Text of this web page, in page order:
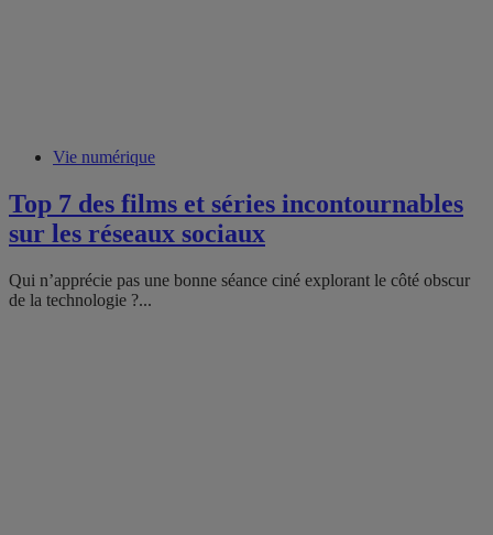
Vie numérique
Top 7 des films et séries incontournables
sur les réseaux sociaux
Qui n’apprécie pas une bonne séance ciné explorant le côté obscur
de la technologie ?...